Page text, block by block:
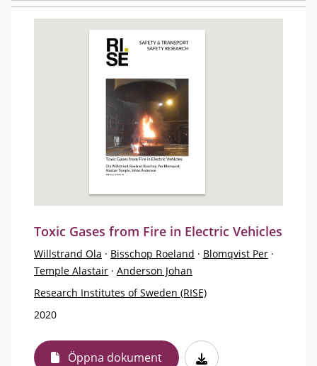
Toxic Gases from Fire in Electric Vehicles
Willstrand Ola · Bisschop Roeland · Blomqvist Per ·
Temple Alastair · Anderson Johan
Research Institutes of Sweden (RISE)
2020
Öppna dokument